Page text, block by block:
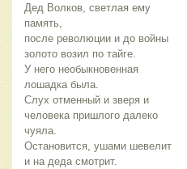
Дед Волков, светлая ему
память,
после революции и до войны
золото возил по тайге.
У него необыкновенная
лошадка была.
Слух отменный и зверя и
человека пришлого далеко
чуяла.
Остановится, ушами шевелит
и на деда смотрит.